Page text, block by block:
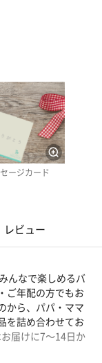
ージカード
レビュー
んなで楽しめるバ
ご年配の方でもお
から、パパ・ママ
を詰め合わせてお
届けに7～14日か